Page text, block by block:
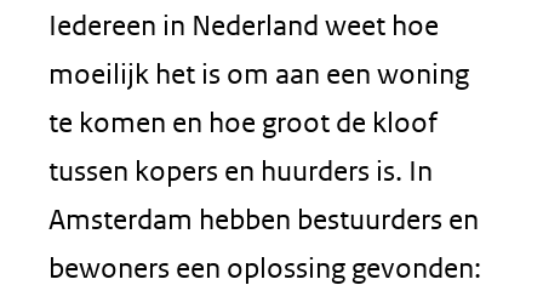
Iedereen in Nederland weet hoe
moeilijk het is om aan een woning
te komen en hoe groot de kloof
tussen kopers en huurders is. In
Amsterdam hebben bestuurders en
bewoners een oplossing gevonden: